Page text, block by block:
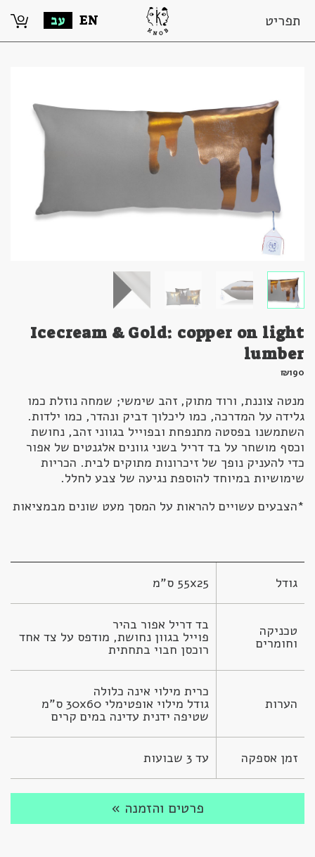
תפריט EN עב 0
Icecream & Gold: copper on light
lumber
₪190
מנטה צוננת, ורוד מתוק, זהב שימשי; שמחה נוזלת כמו
גלידה על המדרכה, כמו ליכלוך דביק ונהדר, כמו ילדות.
השתמשנו בפסטה מתנפחת ובפוייל בגווני זהב, נחושת
וכסף מושחר על בד דריל בשני גוונים אלגנטים של אפור
כדי להעניק נופך של זיכרונות מתוקים לבית. הכריות
שימושיות במיוחד להוספת נגיעה של צבע לחלל.
*הצבעים עשויים להראות על המסך מעט שונים מבמציאות
גודל 55x25 ס"מ
וחומרים רוכסן חבוי בתחתית
הערות
שטיפה ידנית עדינה במים קרים
זמן אספקה עד 3 שבועות
פרטים והזמנה »